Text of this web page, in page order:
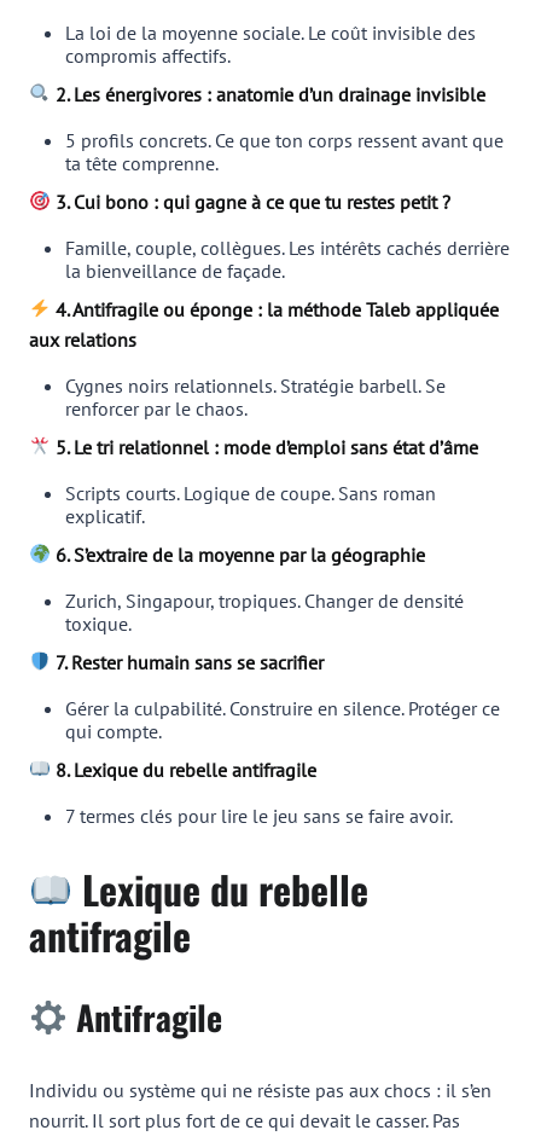
La loi de la moyenne sociale. Le coût invisible des
compromis affectifs.
2. Les énergivores : anatomie d’un drainage invisible
5 profils concrets. Ce que ton corps ressent avant que
ta tête comprenne.
3. Cui bono : qui gagne à ce que tu restes petit ?
Famille, couple, collègues. Les intérêts cachés derrière
la bienveillance de façade.
4. Antifragile ou éponge : la méthode Taleb appliquée
aux relations
Cygnes noirs relationnels. Stratégie barbell. Se
renforcer par le chaos.
5. Le tri relationnel : mode d’emploi sans état d’âme
Scripts courts. Logique de coupe. Sans roman
explicatif.
6. S’extraire de la moyenne par la géographie
Zurich, Singapour, tropiques. Changer de densité
toxique.
7. Rester humain sans se sacrifier
Gérer la culpabilité. Construire en silence. Protéger ce
qui compte.
8. Lexique du rebelle antifragile
7 termes clés pour lire le jeu sans se faire avoir.
Lexique du rebelle
antifragile
Antifragile
Individu ou système qui ne résiste pas aux chocs : il s’en
nourrit. Il sort plus fort de ce qui devait le casser. Pas